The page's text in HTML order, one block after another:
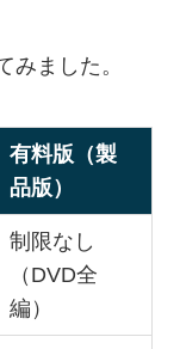
みました。
有料版（製
品版）
制限なし
（DVD全
編）